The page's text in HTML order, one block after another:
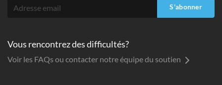
S'abonner
Vous rencontrez des difficultés?
Voir les FAQs ou contacter notre équipe du soutien